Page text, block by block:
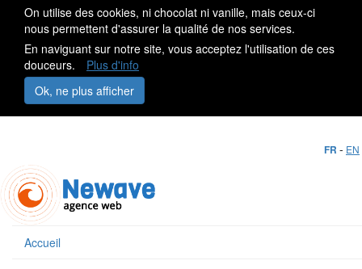
On utilise des cookies, ni chocolat ni vanille, mais ceux-ci
nous permettent d'assurer la qualité de nos services.
En naviguant sur notre site, vous acceptez l'utilisation de ces
douceurs.
Plus d'info
Ok, ne plus afficher
FR - EN
Accueil